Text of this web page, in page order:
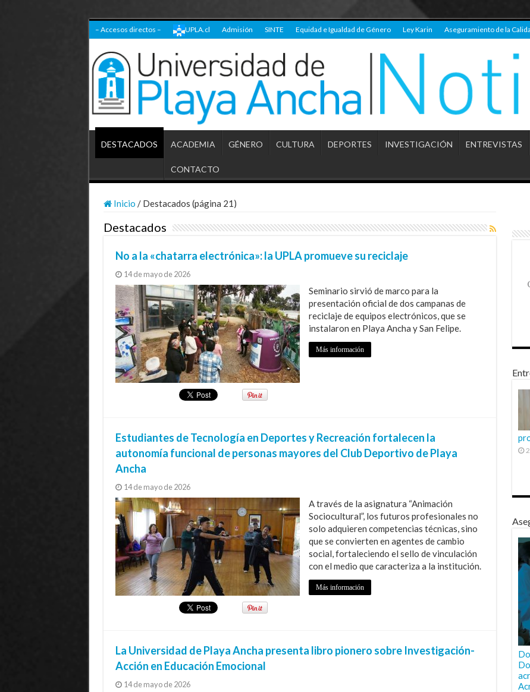
– Accesos directos – UPLA.cl Admisión SINTE Equidad e Igualdad de Género Ley Karin Aseguramiento de la
DESTACADOS ACADEMIA GÉNERO CULTURA DEPORTES INVESTIGACIÓN ENTREVISTAS
CONTACTO
Inicio / Destacados (página 21)
Destacados
No a la «chatarra electrónica»: la UPLA promueve su reciclaje
14 de mayo de 2026
Seminario sirvió de marco para la
presentación oficial de dos campanas de
reciclaje de equipos electrónicos, que se
instalaron en Playa Ancha y San Felipe.
Más información
Estudiantes de Tecnología en Deportes y Recreación fortalecen la
autonomía funcional de personas mayores del Club Deportivo de Playa
Ancha
14 de mayo de 2026
A través de la asignatura “Animación
Sociocultural”, los futuros profesionales no
solo adquieren competencias técnicas, sino
que se convierten en agentes de cambio
social, fortaleciendo el sello de vinculación
con el medio que caracteriza a la institución.
Más información
La Universidad de Playa Ancha presenta libro pionero sobre Investigación-
Acción en Educación Emocional
14 de mayo de 2026